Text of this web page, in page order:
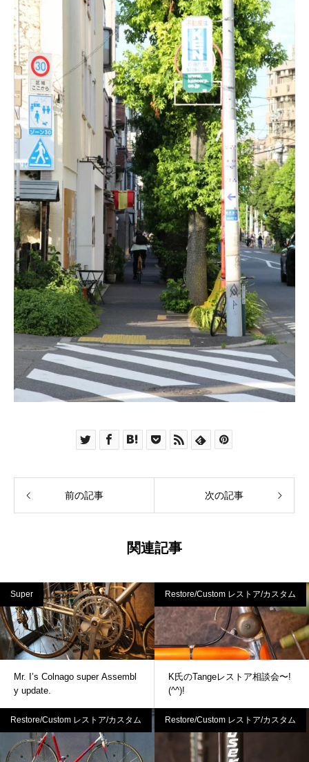
前の記事 次の記事
関連記事
Super
Mr. I’s Colnago super Assembl
y update.
Restore/Custom レストア/カスタム
K氏のTangeレストア相談会〜!
(^^)!
Restore/Custom レストア/カスタム Restore/Custom レストア/カスタム